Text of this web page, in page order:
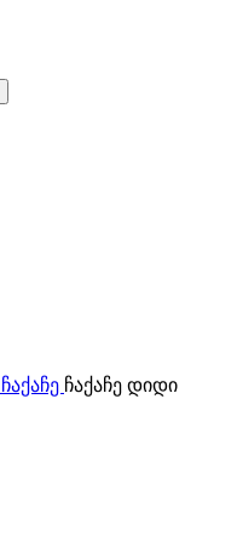
ჩაქაჩე ჩაქაჩე დიდი